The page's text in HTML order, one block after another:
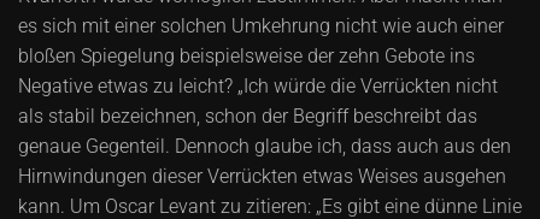
es sich mit einer solchen Umkehrung nicht wie auch einer
bloßen Spiegelung beispielsweise der zehn Gebote ins
Negative etwas zu leicht? „Ich würde die Verrückten nicht
als stabil bezeichnen, schon der Begriff beschreibt das
genaue Gegenteil. Dennoch glaube ich, dass auch aus den
Hirnwindungen dieser Verrückten etwas Weises ausgehen
kann. Um Oscar Levant zu zitieren: „Es gibt eine dünne Linie